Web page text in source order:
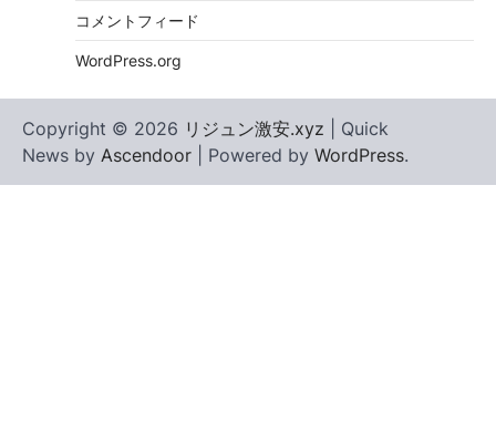
コメントフィード
WordPress.org
Copyright © 2026 リジュン激安.xyz | Quick
News by Ascendoor | Powered by WordPress.